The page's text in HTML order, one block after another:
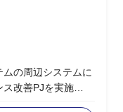
ムの周辺システムに
ス改善PJを実施